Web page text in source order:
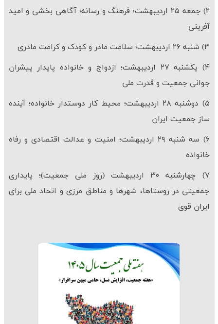
۲) جمعه ۲۵ اردیبهشت؛ فرهنگ و رسانه؛ آگاهی بخشی و امید
آفرینی
۳) شنبه ۲۶ اردیبهشت؛ سلامت مادر و کودک و کرامت مادری
۴) یکشنبه ۲۷ اردیبهشت؛ ازدواج و خانواده پایدار پیشران
جوانی جمعیت و قدرت ملی
۵) دوشنبه ۲۸ اردیبهشت؛ محیط کار دوستدار خانواده؛ آینده
ساز جمعیت ایران
۶) سه شنبه ۲۹ اردیبهشت؛ امنیت و عدالت اقتصادی و رفاه
خانواده
۷) چهارشنبه ۳۰ اردیبهشت (روز ملی جمعیت)؛ پایداری
جمعیتی در روستاها، شهرها و مناطق مرزی و اتحاد ملی برای
ایران قوی